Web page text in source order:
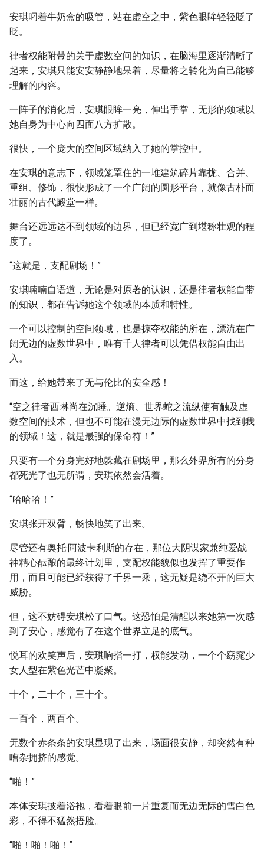
安琪叼着牛奶盒的吸管，站在虚空之中，紫色眼眸轻轻眨了
眨。
律者权能附带的关于虚数空间的知识，在脑海里逐渐清晰了
起来，安琪只能安安静静地呆着，尽量将之转化为自己能够
理解的内容。
一阵子的消化后，安琪眼眸一亮，伸出手掌，无形的领域以
她自身为中心向四面八方扩散。
很快，一个庞大的空间区域纳入了她的掌控中。
在安琪的意志下，领域笼罩住的一堆建筑碎片靠拢、合并、
重组、修饰，很快形成了一个广阔的圆形平台，就像古朴而
壮丽的古代殿堂一样。
舞台还远远达不到领域的边界，但已经宽广到堪称壮观的程
度了。
“这就是，支配剧场！”
安琪喃喃自语道，无论是对原著的认识，还是律者权能自带
的知识，都在告诉她这个领域的本质和特性。
一个可以控制的空间领域，也是掠夺权能的所在，漂流在广
阔无边的虚数世界中，唯有千人律者可以凭借权能自由出
入。
而这，给她带来了无与伦比的安全感！
“空之律者西琳尚在沉睡。逆熵、世界蛇之流纵使有触及虚
数空间的技术，但也不可能在漫无边际的虚数世界中找到我
的领域！这，就是最强的保命符！”
只要有一个分身完好地躲藏在剧场里，那么外界所有的分身
都死光了也无所谓，安琪依然会活着。
“哈哈哈！”
安琪张开双臂，畅快地笑了出来。
尽管还有奥托·阿波卡利斯的存在，那位大阴谋家兼纯爱战
神精心酝酿的最终计划里，支配权能貌似也发挥了重要作
用，而且可能已经获得了千界一乘，这无疑是绕不开的巨大
威胁。
但，这不妨碍安琪松了口气。这恐怕是清醒以来她第一次感
到了安心，感觉有了在这个世界立足的底气。
悦耳的欢笑声后，安琪响指一打，权能发动，一个个窈窕少
女人型在紫色光芒中凝聚。
十个，二十个，三十个。
一百个，两百个。
无数个赤条条的安琪显现了出来，场面很安静，却突然有种
嘈杂拥挤的感觉。
“啪！”
本体安琪披着浴袍，看着眼前一片重复而无边无际的雪白色
彩，不得不猛然捂脸。
“啪！啪！啪！”